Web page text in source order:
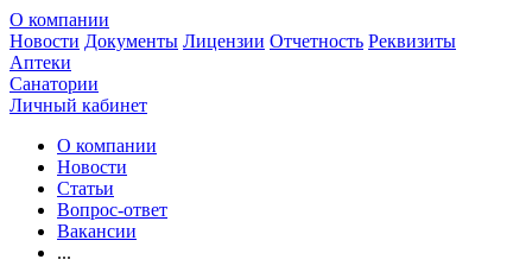
О компании
Новости Документы Лицензии Отчетность Реквизиты
Аптеки
Санатории
Личный кабинет
О компании
Новости
Статьи
Вопрос-ответ
Вакансии
...